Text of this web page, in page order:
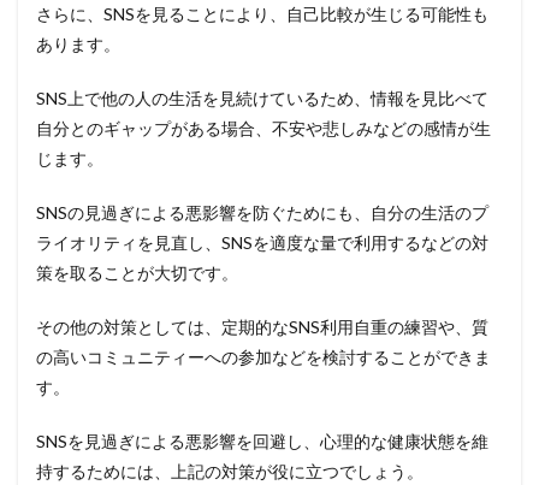
さらに、SNSを見ることにより、自己比較が生じる可能性も
あります。
SNS上で他の人の生活を見続けているため、情報を見比べて
自分とのギャップがある場合、不安や悲しみなどの感情が生
じます。
SNSの見過ぎによる悪影響を防ぐためにも、自分の生活のプ
ライオリティを見直し、SNSを適度な量で利用するなどの対
策を取ることが大切です。
その他の対策としては、定期的なSNS利用自重の練習や、質
の高いコミュニティーへの参加などを検討することができま
す。
SNSを見過ぎによる悪影響を回避し、心理的な健康状態を維
持するためには、上記の対策が役に立つでしょう。